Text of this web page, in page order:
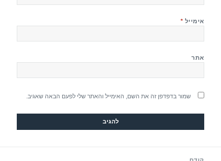
אימייל *
אתר
שמור בדפדפן זה את השם, האימייל והאתר שלי לפעם הבאה שאגיב.